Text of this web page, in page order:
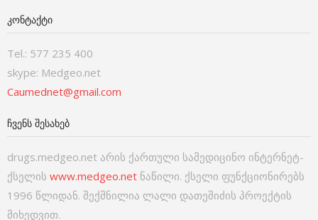
ᲙᲝᲜᲢᲐᲥᲢᲘ
Tel.: 577 235 400
skype: Medgeo.net
Caumednet@gmail.com
ᲩᲕᲔᲜᲡ ᲨᲔᲡᲐᲮᲔᲑ
drugs.medgeo.net არის ქართული სამედიცინო ინტერნეტ-
ქსელის www.medgeo.net ნაწილი. ქსელი ფუნქციონირებს
1996 წლიდან. შექმნილია ლალი დათეშიძის პროექტის
მიხედვით.